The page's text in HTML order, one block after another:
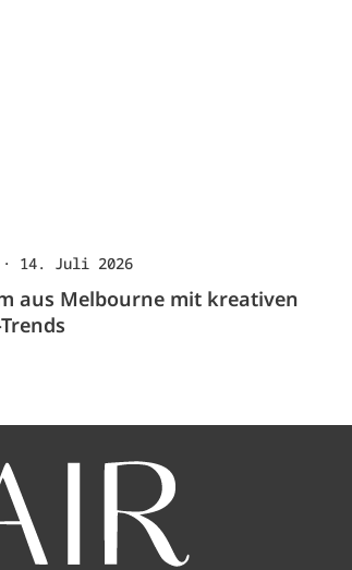
· 14. Juli 2026
aus Melbourne mit kreativen